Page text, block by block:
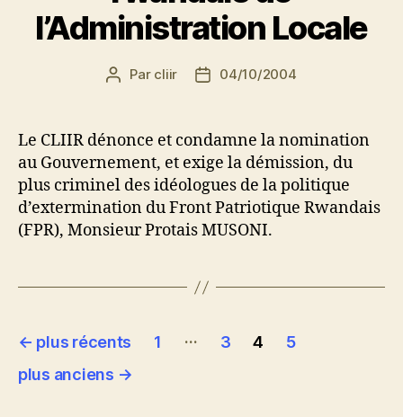
l’Administration Locale
Auteur
Par cliir
Date04/10/2004
Le CLIIR dénonce et condamne la nomination
au Gouvernement, et exige la démission, du
plus criminel des idéologues de la politique
d’extermination du Front Patriotique Rwandais
(FPR), Monsieur Protais MUSONI.
Pagination
des
← plus récents 1 … 3 4
5
plus anciens →